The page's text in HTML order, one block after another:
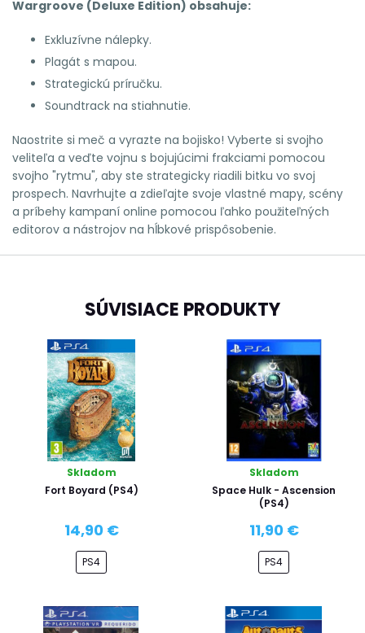
Wargroove (Deluxe Edition) obsahuje:
Exkluzívne nálepky.
Plagát s mapou.
Strategickú príručku.
Soundtrack na stiahnutie.
Naostrite si meč a vyrazte na bojisko! Vyberte si svojho
veliteľa a veďte vojnu s bojujúcimi frakciami pomocou
svojho "rytmu", aby ste strategicky riadili bitku vo svoj
prospech. Navrhujte a zdieľajte svoje vlastné mapy, scény
a príbehy kampaní online pomocou ľahko použiteľných
editorov a nástrojov na hĺbkové prispôsobenie.
SÚVISIACE PRODUKTY
Skladom
Fort Boyard (PS4)
14,90 €
PS4
Skladom
Space Hulk - Ascension
(PS4)
11,90 €
PS4